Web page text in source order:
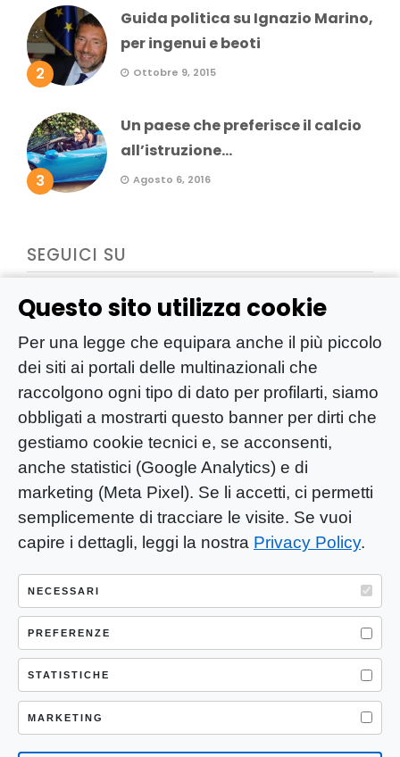
Questo sito utilizza cookie
Per una legge che equipara anche il più piccolo
dei siti ai portali delle multinazionali che
raccolgono ogni tipo di dato per profilarti, siamo
obbligati a mostrarti questo banner per dirti che
gestiamo cookie tecnici e, se acconsenti,
anche statistici (Google Analytics) e di
marketing (Meta Pixel). Se li accetti, ci permetti
semplicemente di tracciare le visite. Se vuoi
capire i dettagli, leggi la nostra Privacy Policy.
NECESSARI
PREFERENZE
STATISTICHE
MARKETING
2
Guida politica su Ignazio Marino,
per ingenui e beoti
Ottobre 9, 2015
3
Un paese che preferisce il calcio
all’istruzione...
Agosto 6, 2016
SEGUICI SU
YOU-ng Slow Journalism è una testata
giornalistica di proprietà di Mastino S.R.L.
Registrazione presso Trib. Santa Maria
Capua Vetere (CE) n° 900 del 31/01/2025 |
ISSN 3103-4683
P.IVA: 04755530617
Sede Legale: CASERTA – VIA LORENZO MARIA
NERONI 11 CAP 81100